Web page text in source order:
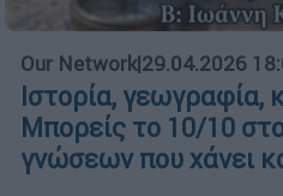
Our Network|29.04.2026
Ιστορία, γεωγραφία,
Μπορείς το 10/10
γνώσεων που χάνει